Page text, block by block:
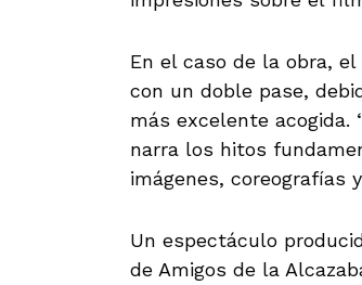
En el caso de la obra,
con un doble pase,
más excelente acogida.
narra los hitos
imágenes, coreografías
Un espectáculo
de Amigos de la